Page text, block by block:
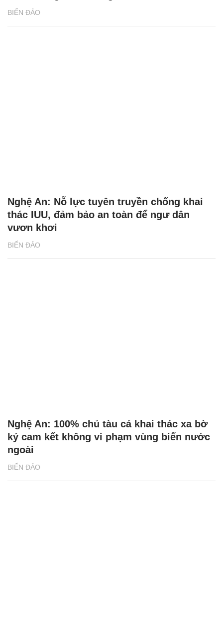
BIỂN ĐẢO
BIỂN ĐẢO
Nghệ An: Nỗ lực tuyên truyền chống khai
thác IUU, đảm bảo an toàn để ngư dân
vươn khơi
BIỂN ĐẢO
Nghệ An: 100% chủ tàu cá khai thác xa bờ
ký cam kết không vi phạm vùng biển nước
ngoài